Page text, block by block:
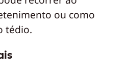
ou como
tédio.